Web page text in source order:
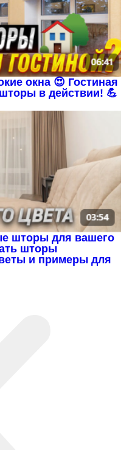
окна 😍 Гостиная
в действии! 💪
шторы для вашего
шторы
и примеры для